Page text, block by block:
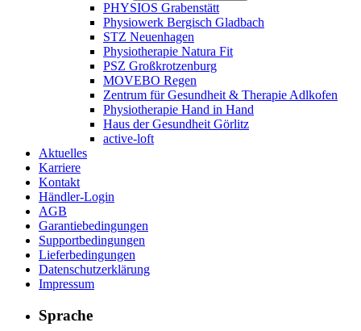
PHYSIOS Grabenstätt
Physiowerk Bergisch Gladbach
STZ Neuenhagen
Physiotherapie Natura Fit
PSZ Großkrotzenburg
MOVEBO Regen
Zentrum für Gesundheit & Therapie Adlkofen
Physiotherapie Hand in Hand
Haus der Gesundheit Görlitz
active-loft
Aktuelles
Karriere
Kontakt
Händler-Login
AGB
Garantiebedingungen
Supportbedingungen
Lieferbedingungen
Datenschutzerklärung
Impressum
Sprache